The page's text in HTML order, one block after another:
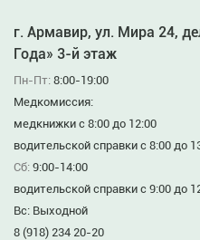
г. Армавир, ул. Мира 24,
Года» 3-й этаж
Пн-Пт: 8:00-19:00
Медкомиссия:
медкнижки с 8:00 до 12:00
водительской справки с 8:00 до
Сб: 9:00-14:00
водительской справки с 9:00 до
Вс: Выходной
8 (918) 234 20-20